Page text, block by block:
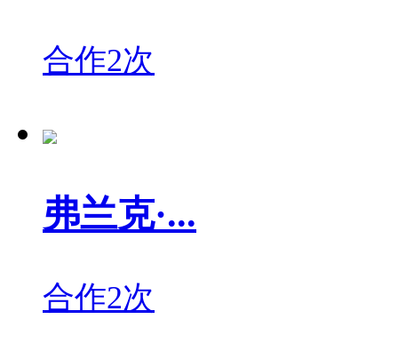
合作2次
弗兰克·...
合作2次